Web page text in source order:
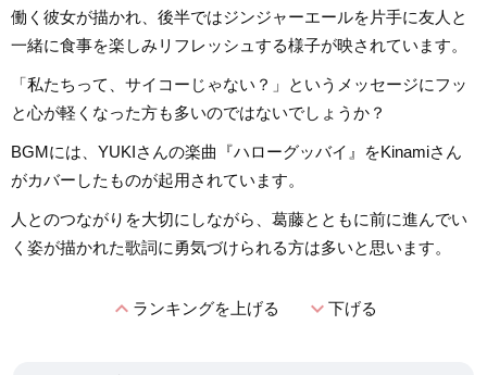
働く彼女が描かれ、後半ではジンジャーエールを片手に友人と
一緒に食事を楽しみリフレッシュする様子が映されています。
「私たちって、サイコーじゃない？」というメッセージにフッ
と心が軽くなった方も多いのではないでしょうか？
BGMには、YUKIさんの楽曲『ハローグッバイ』をKinamiさん
がカバーしたものが起用されています。
人とのつながりを大切にしながら、葛藤とともに前に進んでい
く姿が描かれた歌詞に勇気づけられる方は多いと思います。
expand_lessランキングを上げる expand_more下げる